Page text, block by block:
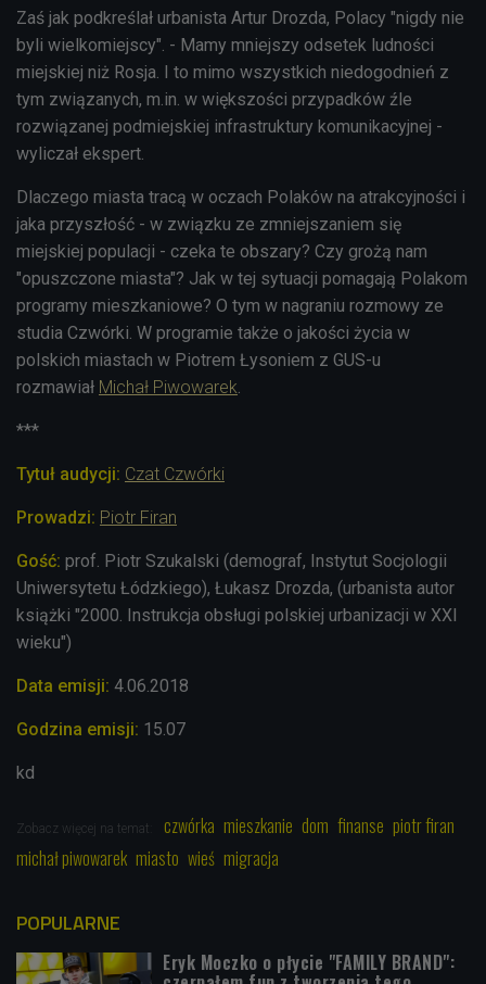
Zaś jak podkreślał urbanista Artur Drozda, Polacy "nigdy nie
byli wielkomiejscy". - Mamy mniejszy odsetek ludności
miejskiej niż Rosja. I to mimo wszystkich niedogodnień z
tym związanych, m.in. w większości przypadków źle
rozwiązanej podmiejskiej infrastruktury komunikacyjnej -
wyliczał ekspert.
Dlaczego miasta tracą w oczach Polaków na atrakcyjności i
jaka przyszłość - w związku ze zmniejszaniem się
miejskiej populacji - czeka te obszary? Czy grożą nam
"opuszczone miasta"? Jak w tej sytuacji pomagają Polakom
programy mieszkaniowe? O tym w nagraniu rozmowy ze
studia Czwórki. W programie także o jakości życia w
polskich miastach w Piotrem Łysoniem z GUS-u
rozmawiał Michał Piwowarek.
***
Tytuł audycji: Czat Czwórki
Prowadzi: Piotr Firan
Gość: prof. Piotr Szukalski (demograf, Instytut Socjologii
Uniwersytetu Łódzkiego), Łukasz Drozda, (urbanista autor
książki "2000. Instrukcja obsługi polskiej urbanizacji w XXI
wieku")
Data emisji: 4.06.2018
Godzina emisji: 15.07
kd
Zobacz więcej na temat: czwórka mieszkanie dom finanse piotr firan
michał piwowarek miasto wieś migracja
POPULARNE
Eryk Moczko o płycie "FAMILY BRAND":